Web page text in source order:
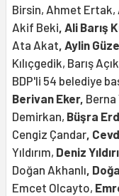
Birsin, Ahmet Ertak,
Akif Beki, Ali Barış
Ata Akat, Aylin
Kılıçgedik, Barış
BDP'li 54 belediye
Berivan Eker, Berna
Demirkan, Büşra
Cengiz Çandar,
Yıldırım, Deniz
Doğan Akhanlı,
Emcet Olcayto,